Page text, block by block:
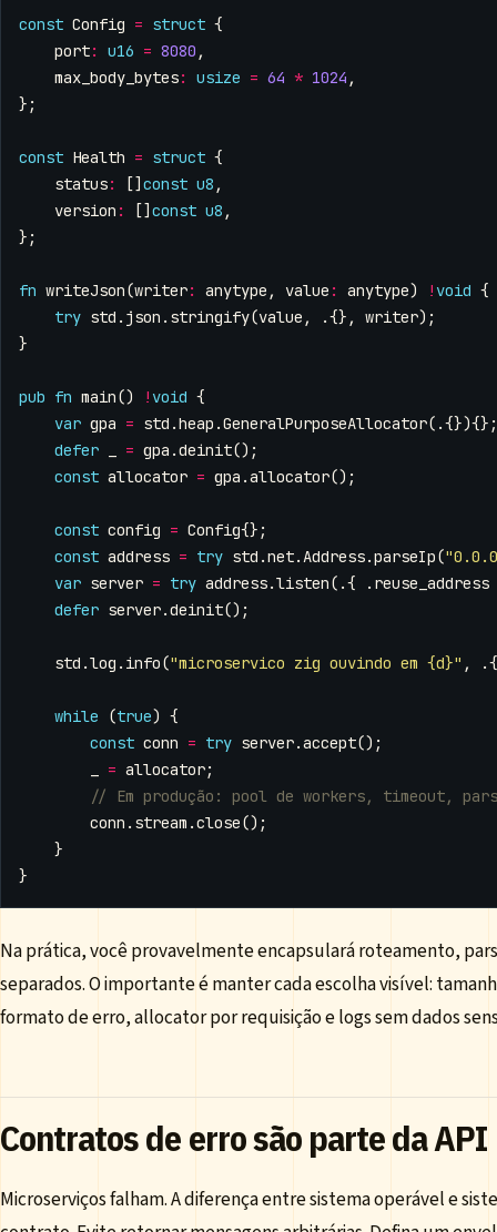
const Config = struct {
port: u16 = 8080 ,
max_body_bytes: usize = 64 * 1024 ,
};
const Health = struct {
status: [] const u8 ,
version : [] const u8 ,
};
fn writeJson(writer: anytype , value : anytype) ! void {
try std . json . stringify(value , .{}, writer);
}
pub fn main() ! void {
var gpa = std .heap .GeneralPurposeAllocator(.{}){};
defer
= gpa .deinit();
const allocator = gpa .allocator();
const config = Config{};
const address = try std .net.Address.parseIp(
var server = try address.listen(.{ . reuse_address
defer server.deinit();
std .log . info("microservico zig ouvindo em {d}" , .{
while (true) {
const conn = try server.accept();
= allocator;
conn . stream .close();
}
}
Na prática, você provavelmente encapsulará roteamento,
separados. O importante é manter cada escolha visível:
formato de erro, allocator por requisição e logs sem dados
Contratos de erro são parte da API
Microserviços falham. A diferença entre sistema operável e